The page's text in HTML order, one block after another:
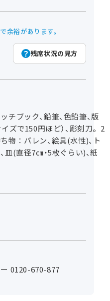
余裕があります。
残席状況の見方
チブック、鉛筆、色鉛筆、版
ズで150円ほど）、彫刻刀。2
物：バレン、絵具(水性)、ト
皿(直径7㎝・5枚ぐらい)、紙
0120-670-877